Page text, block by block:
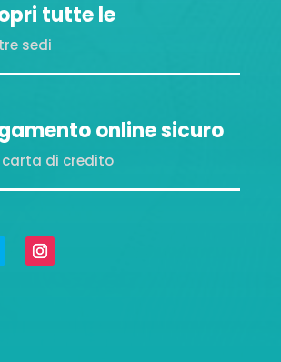
tutte le
sedi
online sicuro
carta di credito